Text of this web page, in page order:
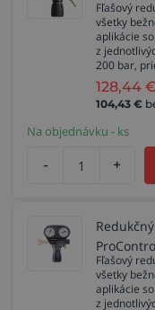
Fľašový
všetky
aplikácie
z
200 bar,
128,44 €
104,43 €
Na objednávku - ks
- +
Fľašový
všetky
aplikácie
z